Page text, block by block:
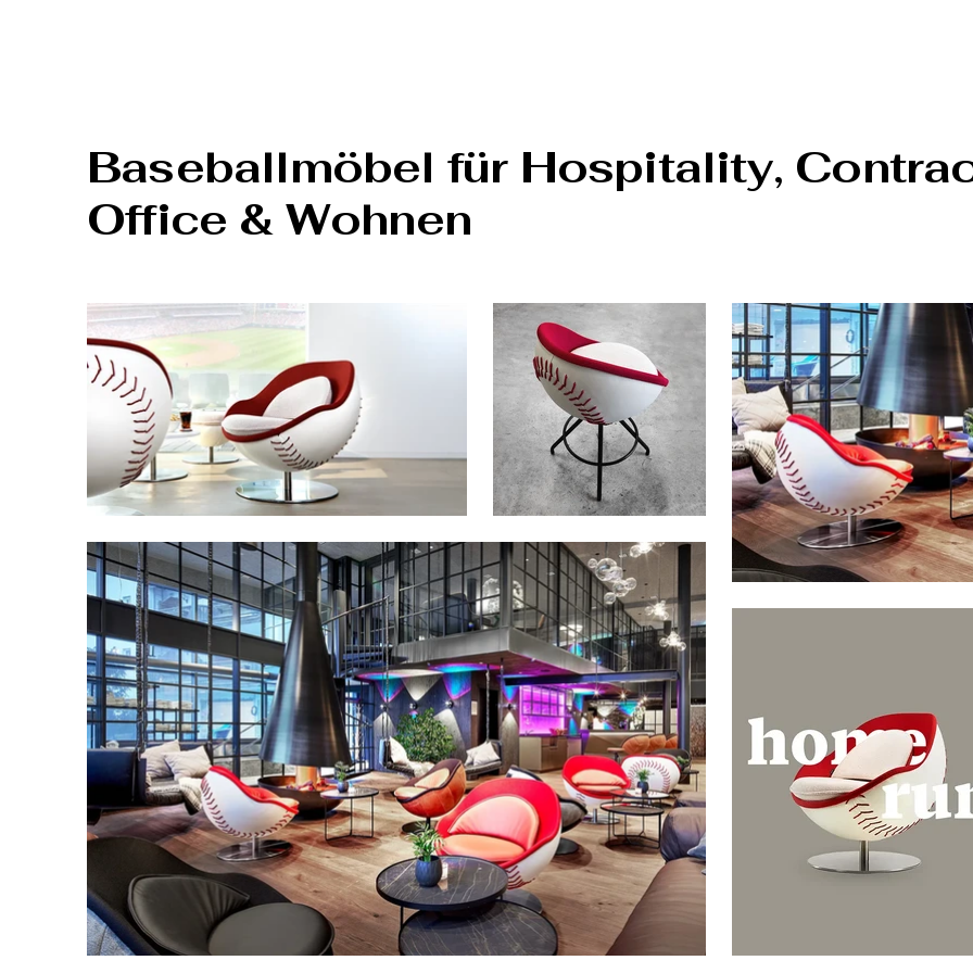
Baseballmöbel für Hospitality,
Office & Wohnen